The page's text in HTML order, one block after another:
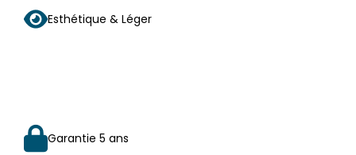
Esthétique & Léger
Garantie 5 ans